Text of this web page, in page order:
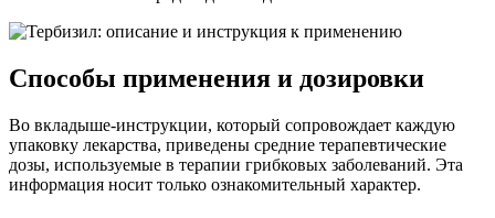
Способы применения и дозировки
Во вкладыше-инструкции, который сопровождает каждую
упаковку лекарства, приведены средние терапевтические
дозы, используемые в терапии грибковых заболеваний. Эта
информация носит только ознакомительный характер.